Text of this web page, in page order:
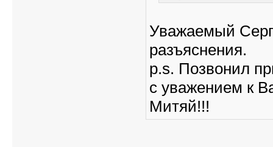
Уважаемый
разъяснения.
p.s. Позвонил
с уважением к
Митяй!!!